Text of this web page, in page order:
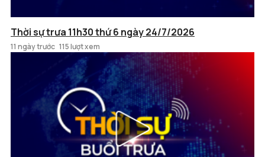
Thời sự trưa 11h30 thứ 6 ngày 24/7/2026
11 ngày trước 115 lượt xem